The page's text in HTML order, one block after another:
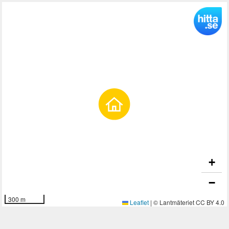
300 m
+
−
Leaflet | © Lantmäteriet CC BY 4.0